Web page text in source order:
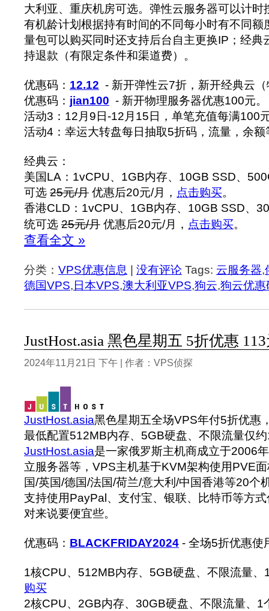
大利亚、重庆机房可选。弹性云服务器可以计时
有机龄计划根据持有时间的不同每小时有不同额
量包可以购买同时还支持后台自主更换IP；经典
持退款（有限定条件和渠道费）。
优惠码： 12.12 - 新开弹性云7折，新开经典云
优惠码： jian100 - 新开物理服务器优惠100元。
活动3：12月9日-12月15日，单笔充值每满100
活动4：幸运大转盘每日抽取5折码，流量，余额
经典云：
美国LA：1vCPU、1GB内存、10GB SSD、
可选 25元/月 优惠后20元/月， 点击购买。
香港CLD：1vCPU、1GB内存、10GB SSD、
统可选 25元/月 优惠后20元/月， 点击购买。
查看全文 »
分类： VPS优惠信息 | 没有评论 Tags: 云服务器,
德国VPS,日本VPS,澳大利亚VPS,狗云,狗云优惠
JustHost.asia 黑色星期五 5折优惠
2024年11月21日 下午 | 作者：VPS侦探
JustHost.asia黑色星期五全场VPS年付5折优惠
最低配置512MB内存、5GB硬盘、不限流量仅
JustHost.asia是一家俄罗斯主机商成立于2006
立服务器等，VPS主机基于KVM架构使用PVE
国/英国/德国/法国/荷兰/意大利/中国香港等20个
支持使用PayPal、支付宝、银联、比特币等方
对来说要便宜些。
优惠码： BLACKFRIDAY2024 - 全场5折优惠使
1核CPU、512MB内存、5GB硬盘、不限流量、
购买
2核CPU、2GB内存、30GB硬盘、不限流量、